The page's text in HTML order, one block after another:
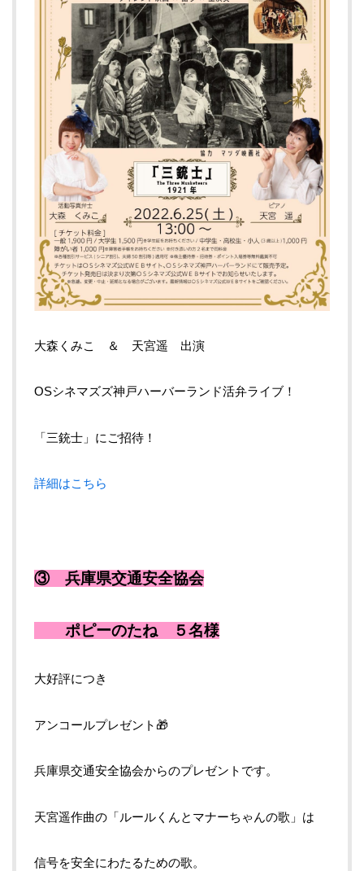
大森くみこ ＆ 天宮遥 出演
OSシネマズズ神戸ハーバーランド活弁ライブ！
「三銃士」にご招待！
詳細はこちら
③ 兵庫県交通安全協会
ポピーのたね ５名様
大好評につき
アンコールプレゼント🎁
兵庫県交通安全協会からのプレゼントです。
天宮遥作曲の「ルールくんとマナーちゃんの歌」は
信号を安全にわたるための歌。